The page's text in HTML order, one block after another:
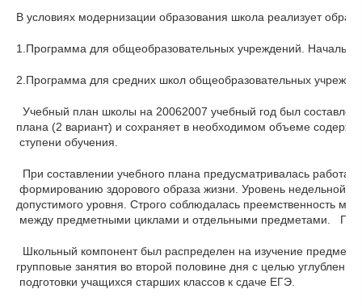
В условиях модернизации образования школа реализует
1.Программа для общеобразовательных учреждений.
2.Программа для средних школ общеобразовательных
Учебный план школы на 20062007 учебный год был составлен
плана (2 вариант) и сохраняет в необходимом объеме
ступени обучения.
При составлении учебного плана предусматривалась
формированию здорового образа жизни. Уровень недельной
допустимого уровня. Строго соблюдалась преемственность
между предметными циклами и отдельными предметами.
Школьный компонент был распределен на изучение
групповые занятия во второй половине дня с целью
подготовки учащихся старших классов к сдаче ЕГЭ.